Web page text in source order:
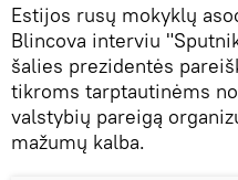
Estijos rusų mokyklų
Blincova interviu
šalies prezidentės
tikroms tarptautinėms
valstybių pareigą
mažumų kalba.